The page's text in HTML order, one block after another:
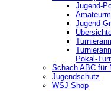
Jugend-
Jugend-
Pokal-
Schach ABC für
Jugendschutz
WSJ-Shop